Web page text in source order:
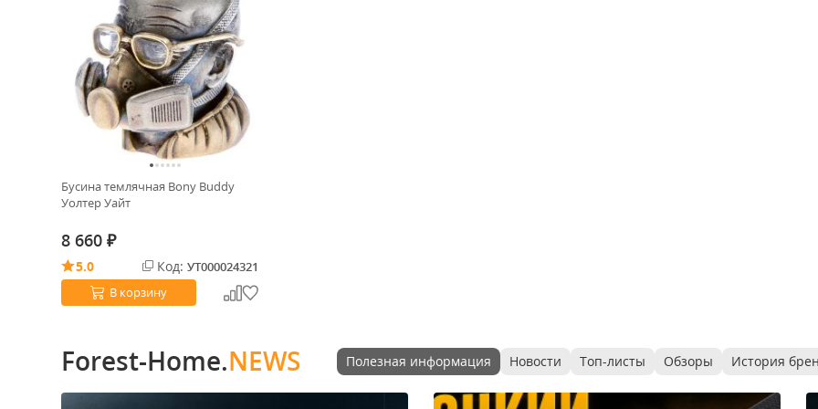
Бусина темлячная Bony Buddy
Уолтер Уайт
8 660 ₽
5.0 Код: УТ000024321
В корзину
Forest-Home.NEWS Полезная информация Новости Топ-листы Обзоры История